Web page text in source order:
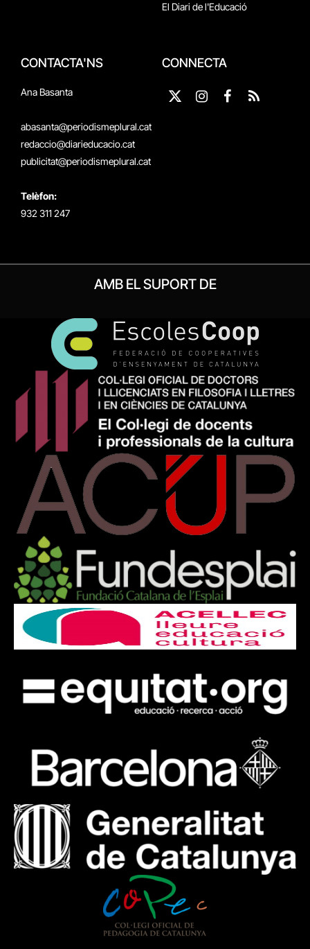
El Diari de l'Educació
CONTACTA'NS
Ana Basanta
abasanta@periodismeplural.cat
redaccio@diarieducacio.cat
publicitat@periodismeplural.cat
Telèfon:
932 311 247
CONNECTA
X
Instagram
Facebook
RSS
AMB EL SUPORT DE